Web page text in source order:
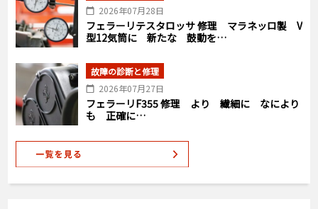
2026年07月28日
フェラーリテスタロッサ 修理 マラネッロ製 V
型12気筒に 新たな 鼓動を…
故障の診断と修理
2026年07月27日
フェラーリF355 修理 より 繊細に なにより
も 正確に…